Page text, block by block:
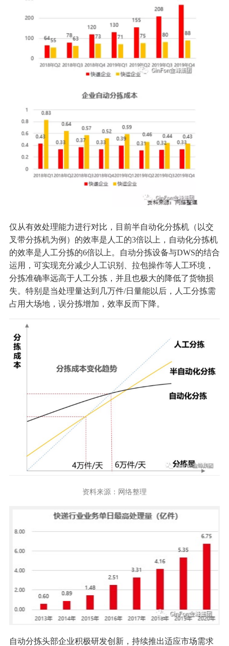
仅从有效处理能力进行对比，目前半自动化分拣机（以交
叉带分拣机为例）的效率是人工的3倍以上，自动化分拣机
的效率是人工分拣的6倍以上。自动分拣设备与DWS的结合
运用，可实现充分减少人工识别、拉包操作等人工环境，
分拣准确率远高于人工分拣，并且也极大的降低了货物损
失。特别是当处理量达到几万件/日量能以后，人工分拣需
占用大场地，误分拣增加，效率反而下降。
资料来源：网络整理
自动分拣头部企业积极研发创新，持续推出适应市场需求